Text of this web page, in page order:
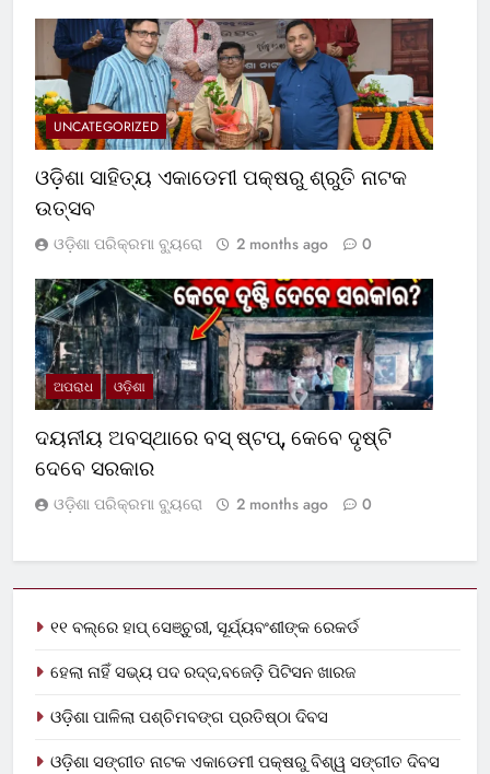
UNCATEGORIZED
ଓଡ଼ିଶା ସାହିତ୍ୟ ଏକାଡେମୀ ପକ୍ଷରୁ ଶ୍ରୁତି ନାଟକ
ଉତ୍ସବ
ଓଡ଼ିଶା ପରିକ୍ରମା ବ୍ୟୁରୋ 2 months ago 0
ଅପରାଧ ଓଡ଼ିଶା
ଦୟନୀୟ ଅବସ୍ଥାରେ ବସ୍‌ ଷ୍ଟପ୍‌, କେବେ ଦୃଷ୍ଟି
ଦେବେ ସରକାର
ଓଡ଼ିଶା ପରିକ୍ରମା ବ୍ୟୁରୋ 2 months ago 0
୧୧ ବଲ୍‌ରେ ହାପ୍ ସେଞ୍ଚୁରୀ, ସୂର୍ଯ୍ୟବଂଶୀଙ୍କ ରେକର୍ଡ
ହେଲା ନାହିଁ ସଭ୍ୟ ପଦ ରଦ୍ଦ,ବଜେଡ଼ି ପିଟିସନ ଖାରଜ
ଓଡ଼ିଶା ପାଳିଲା ପଶ୍ଚିମବଙ୍ଗ ପ୍ରତିଷ୍ଠା ଦିବସ
ଓଡ଼ିଶା ସଙ୍ଗୀତ ନାଟକ ଏକାଡେମୀ ପକ୍ଷରୁ ବିଶ୍ୱ ସଙ୍ଗୀତ ଦିବସ